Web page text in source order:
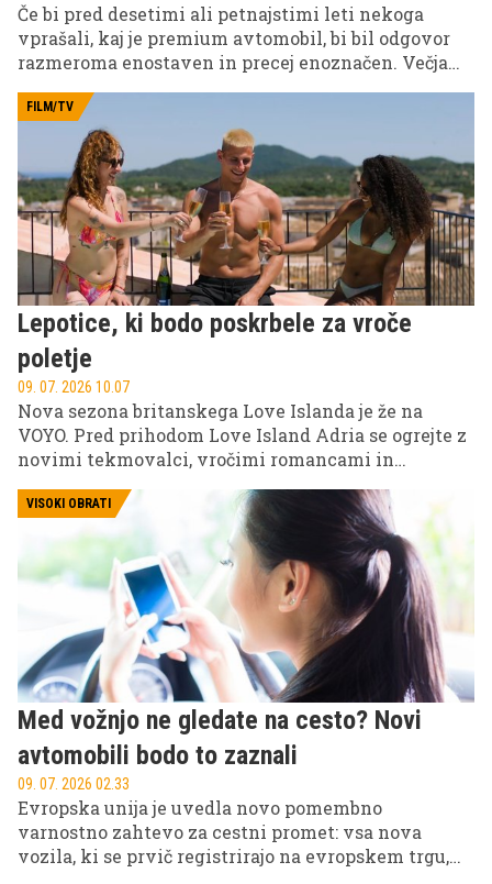
Če bi pred desetimi ali petnajstimi leti nekoga
vprašali, kaj je premium avtomobil, bi bil odgovor
razmeroma enostaven in precej enoznačen. Večja
morda zračno vzmetenje in prepoznaven znak na
pokrovu motorja. Premium je bil takrat predvsem
vizualno in tehnično ločen razred, skoraj kot jasna
črta med "navadnim" in "boljšim".
FILM/TV
Lepotice, ki bodo poskrbele za vroče
poletje
09. 07. 2026 10.07
Nova sezona britanskega Love Islanda je že na
VOYO. Pred prihodom Love Island Adria se ogrejte z
novimi tekmovalci, vročimi romancami in
VISOKI OBRATI
Med vožnjo ne gledate na cesto? Novi
avtomobili bodo to zaznali
09. 07. 2026 02.33
Evropska unija je uvedla novo pomembno
varnostno zahtevo za cestni promet: vsa nova
vozila, ki se prvič registrirajo na evropskem trgu,